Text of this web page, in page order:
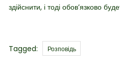
здійснити, і тоді обов’язково
Tagged: Tags
Розповідь